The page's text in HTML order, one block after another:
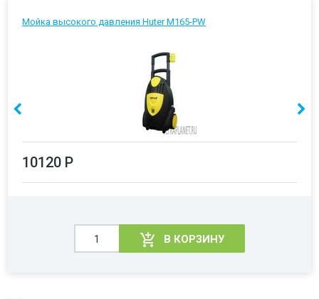
Мойка высокого давления Huter M165-PW
10120 Р
В КОРЗИНУ